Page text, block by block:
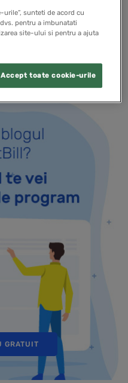
GRATUIT
sunteti de acord cu
pentru a imbunatati
site-ului si pentru a ajuta
Accept toate cookie-urile